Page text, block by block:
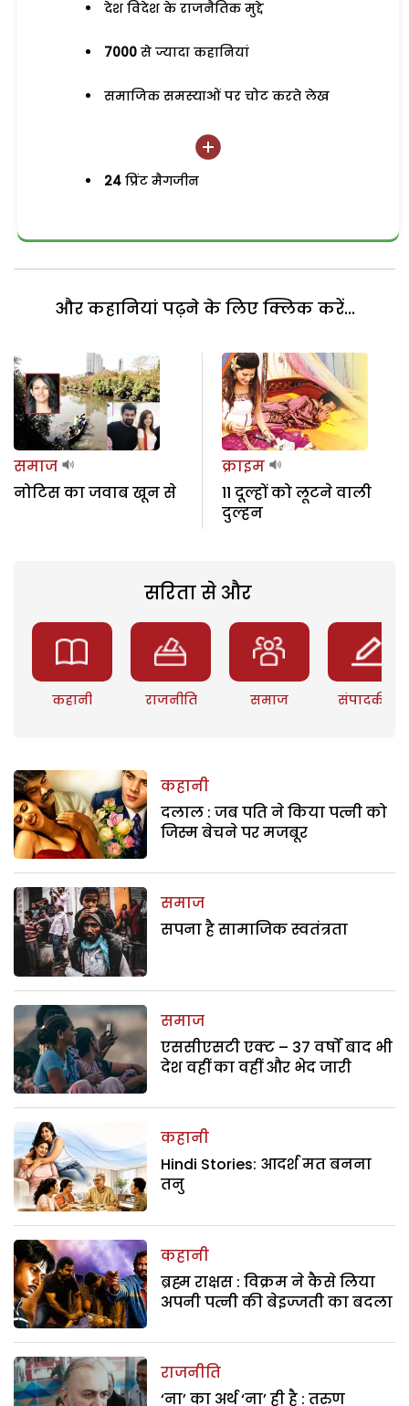
देश विदेश के राजनैतिक मुद्दे
7000 से ज्यादा कहानियां
समाजिक समस्याओं पर चोट करते लेख
24 प्रिंट मैगजीन
और कहानियां पढ़ने के लिए क्लिक करें...
समाज
नोटिस का जवाब खून से
क्राइम
11 दूल्हों को लूटने वाली
दुल्हन
सरिता से और
कहानी राजनीति समाज संपादकीय
कहानी
दलाल : जब पति ने किया पत्नी को
जिस्म बेचने पर मजबूर
समाज
सपना है सामाजिक स्वतंत्रता
समाज
एससीएसटी एक्ट – 37 वर्षों बाद भी
देश वहीं का वहीं और भेद जारी
कहानी
Hindi Stories: आदर्श मत बनना
तनु
कहानी
ब्रह्म राक्षस : विक्रम ने कैसे लिया
अपनी पत्नी की बेइज्जती का बदला
राजनीति
‘ना’ का अर्थ ‘ना’ ही है : तरुण